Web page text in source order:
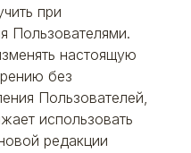
при
Пользователями.
настоящую
без
Пользователей,
использовать
редакции